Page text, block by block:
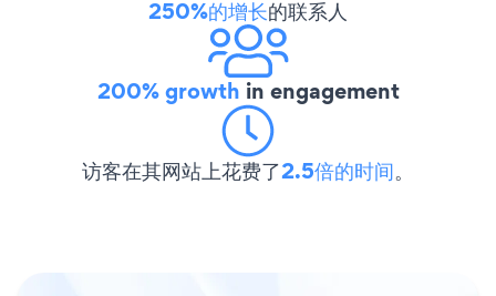
250%的增长的联系人
200% growth in engagement
访客在其网站上花费了2.5倍的时间。